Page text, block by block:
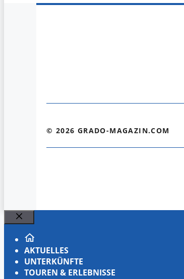
© 2026 GRADO-MAGAZIN.COM
Schließen
AKTUELLES
UNTERKÜNFTE
TOUREN & ERLEBNISSE